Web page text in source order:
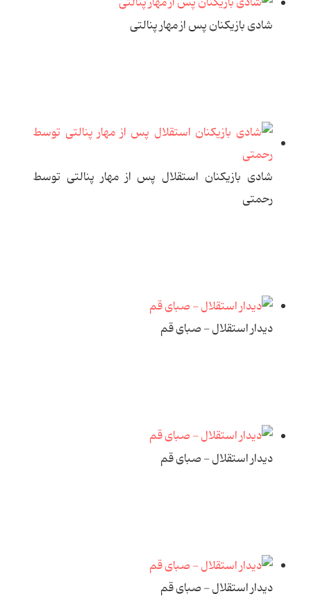
شادی بازیکنان پس از مهار پنالتی
شادی بازیکنان استقلال پس از مهار پنالتی توسط
رحمتی
دیدار استقلال - صبای قم
دیدار استقلال - صبای قم
دیدار استقلال - صبای قم